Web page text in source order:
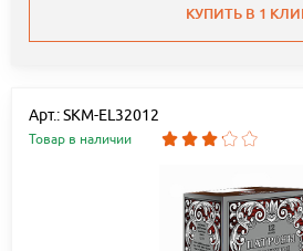
КУПИТЬ В 1
Арт.: SKM-EL32012
Товар в наличии